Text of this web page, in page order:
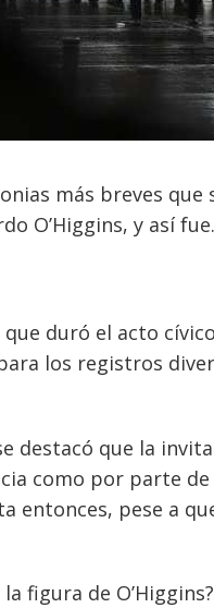
más breves
O’Higgins, y así fue.
que duró el acto
los registros
destacó que la
como por parte
entonces, pese a
figura de